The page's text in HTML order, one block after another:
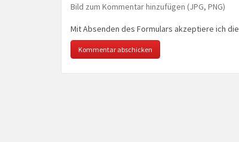
Bild zum Kommentar hinzufügen (JPG, PNG)
Mit Absenden des Formulars akzeptiere ich die